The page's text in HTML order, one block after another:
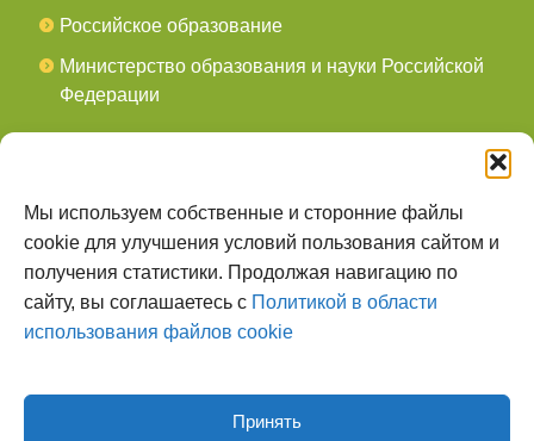
Мы используем собственные и сторонние файлы
cookie для улучшения условий пользования сайтом и
получения статистики. Продолжая навигацию по
сайту, вы соглашаетесь с Политикой в области
использования файлов cookie
Принять
Российское образование
Министерство образования и науки Российской
Федерации
мы в Контакте
О НАС
поделиться опытом и сотрудничать со специалистами.